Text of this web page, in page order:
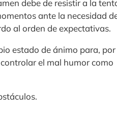
debe de resistir a la
ante la necesidad
al orden de expectativas.
estado de ánimo para, por
el mal humor como